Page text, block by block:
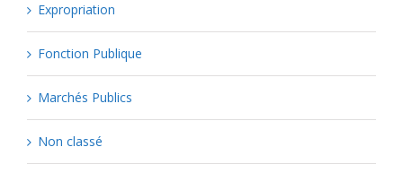
Expropriation
Fonction Publique
Marchés Publics
Non classé